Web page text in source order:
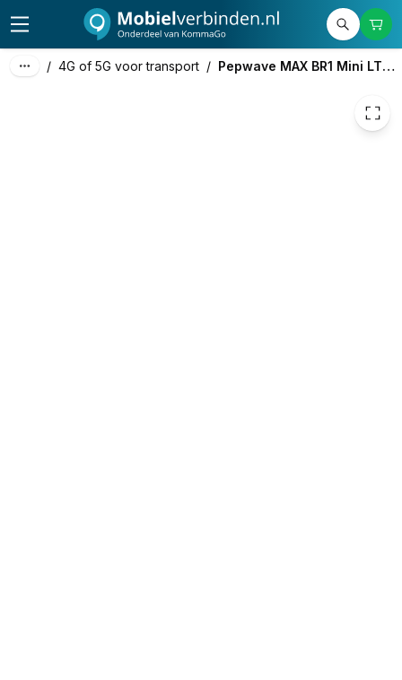
/ 4G of 5G voor transport / Pepwave MAX BR1 Mini LTE-A (HW3) + 4G/5G Antenne
575,70 excl. btw
696,60 incl. btw